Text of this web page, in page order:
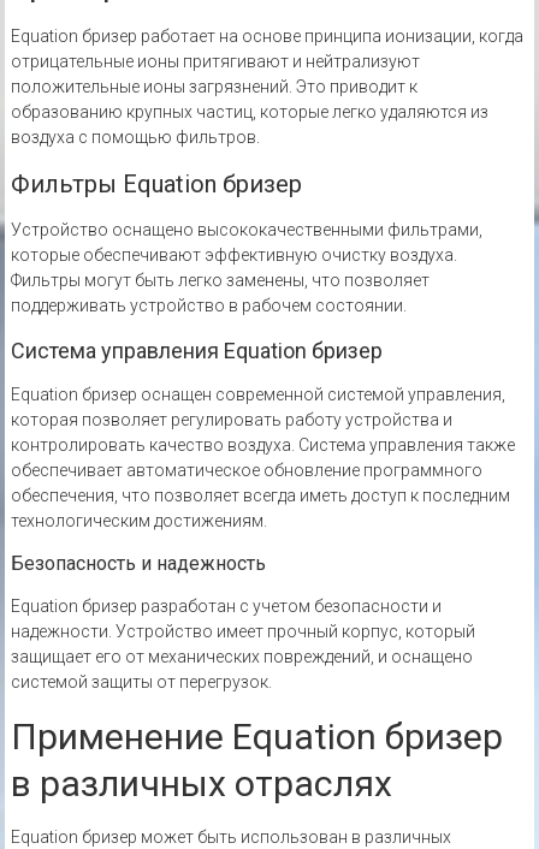
Equation бризер работает на основе принципа ионизации, когда
отрицательные ионы притягивают и нейтрализуют
положительные ионы загрязнений. Это приводит к
образованию крупных частиц, которые легко удаляются из
воздуха с помощью фильтров.
Фильтры Equation бризер
Устройство оснащено высококачественными фильтрами,
которые обеспечивают эффективную очистку воздуха.
Фильтры могут быть легко заменены, что позволяет
поддерживать устройство в рабочем состоянии.
Система управления Equation бризер
Equation бризер оснащен современной системой управления,
которая позволяет регулировать работу устройства и
контролировать качество воздуха. Система управления также
обеспечивает автоматическое обновление программного
обеспечения, что позволяет всегда иметь доступ к последним
технологическим достижениям.
Безопасность и надежность
Equation бризер разработан с учетом безопасности и
надежности. Устройство имеет прочный корпус, который
защищает его от механических повреждений, и оснащено
системой защиты от перегрузок.
Применение Equation бризер
в различных отраслях
Equation бризер может быть использован в различных